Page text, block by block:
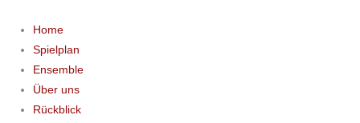
Inhalt
springen
Home
Spielplan
Ensemble
Über uns
Rückblick